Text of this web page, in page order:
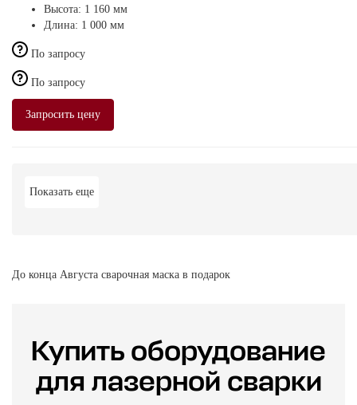
Высота: 1 160 мм
Длина: 1 000 мм
По запросу
По запросу
Запросить цену
Показать еще
До конца Августа сварочная маска в подарок
Купить оборудование
для лазерной сварки